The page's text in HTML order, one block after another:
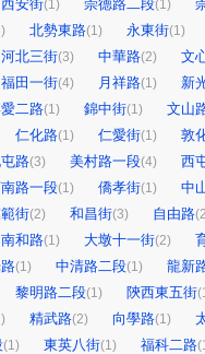
西安街(1) 崇德路二段(1)
北勢東路(1) 永東街(1)
河北三街(3) 中華路(2)
文
福田一街(4) 月祥路(1)
新
二路(1) 錦中街(1)
文山
仁化路(1) 仁愛街(1)
敦
路(3) 美村路一段(4)
西
路一段(1) 僑孝街(1)
中
街(2) 和昌街(3) 自由路
南和路(1) 大墩十一街(2)
(1) 中清路二段(1)
龍新
黎明路二段(1) 陝西東五街
精武路(2) 向學路(1)
(1) 東英八街(1) 福科二路